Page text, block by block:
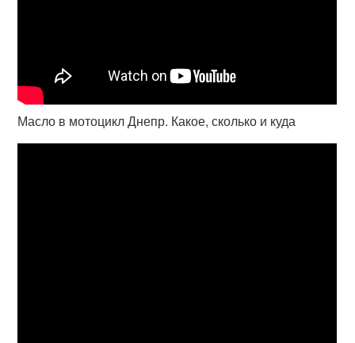
Масло в мотоцикл Днепр. Какое, сколько и куда